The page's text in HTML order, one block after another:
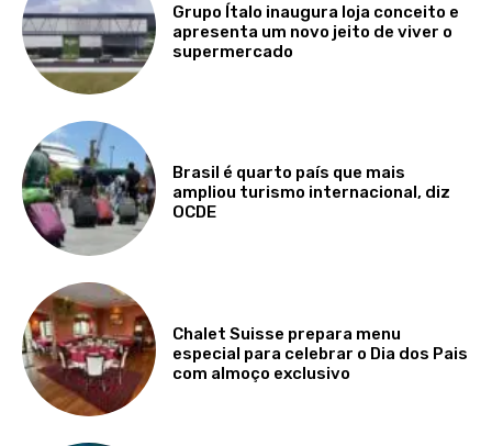
Grupo Ítalo inaugura loja conceito e
apresenta um novo jeito de viver o
supermercado
Brasil é quarto país que mais
ampliou turismo internacional, diz
OCDE
Chalet Suisse prepara menu
especial para celebrar o Dia dos Pais
com almoço exclusivo